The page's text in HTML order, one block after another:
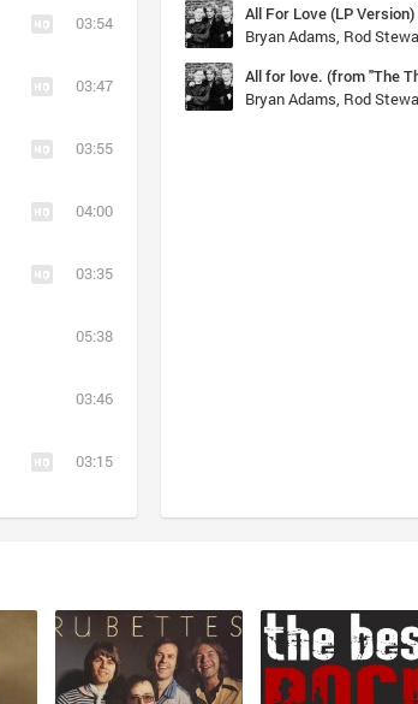
03:54
03:47
03:55
04:00
03:35
05:38
03:46
03:15
All For Love (LP Version)